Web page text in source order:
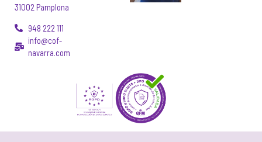
31002 Pamplona
948 222 111
info@cof-
navarra.com